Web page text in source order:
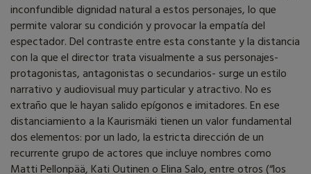
inconfundible dignidad natural a estos personajes, lo que
permite valorar su condición y provocar la empatía del
espectador. Del contraste entre esta constante y la distancia
con la que el director trata visualmente a sus personajes-
protagonistas, antagonistas o secundarios- surge un estilo
narrativo y audiovisual muy particular y atractivo. No es
extraño que le hayan salido epígonos e imitadores. En ese
distanciamiento a la Kaurismäki tienen un valor fundamental
dos elementos: por un lado, la estricta dirección de un
recurrente grupo de actores que incluye nombres como
Matti Pellonpää, Kati Outinen o Elina Salo, entre otros (“los